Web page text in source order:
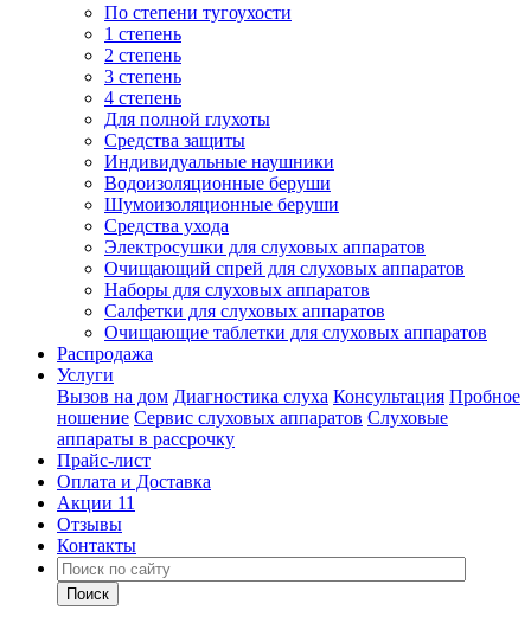
По степени тугоухости
1 степень
2 степень
3 степень
4 степень
Для полной глухоты
Средства защиты
Индивидуальные наушники
Водоизоляционные беруши
Шумоизоляционные беруши
Средства ухода
Электросушки для слуховых аппаратов
Очищающий спрей для слуховых аппаратов
Наборы для слуховых аппаратов
Салфетки для слуховых аппаратов
Очищающие таблетки для слуховых аппаратов
Распродажа
Услуги
Вызов на дом Диагностика слуха Консультация Пробное
ношение Сервис слуховых аппаратов Слуховые
аппараты в рассрочку
Прайс-лист
Оплата и Доставка
Акции 11
Отзывы
Контакты